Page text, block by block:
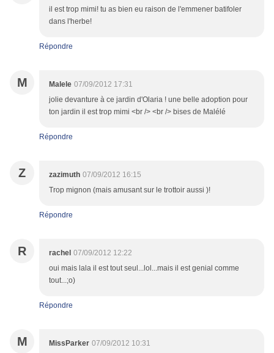
il est trop mimi! tu as bien eu raison de l'emmener batifoler
dans l'herbe!
Répondre
M Malele 07/09/2012 17:31
jolie devanture à ce jardin d'Olaria ! une belle adoption pour
ton jardin il est trop mimi <br /> <br /> bises de Malélé
Répondre
Z zazimuth 07/09/2012 16:15
Trop mignon (mais amusant sur le trottoir aussi )!
Répondre
R rachel 07/09/2012 12:22
oui mais lala il est tout seul...lol...mais il est genial comme
tout...;o)
Répondre
M MissParker 07/09/2012 10:31